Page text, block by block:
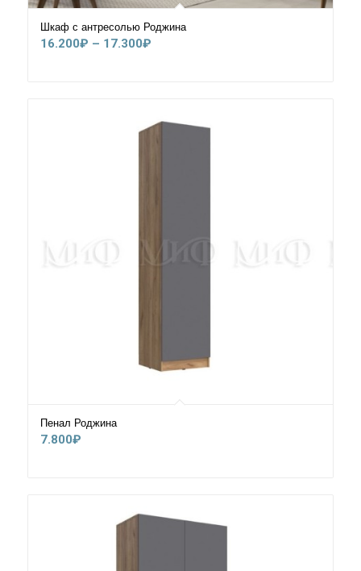
Шкаф с антресолью Роджина
16.200₽ – 17.300₽Диапазон
17.300₽
Пенал Роджина
7.800₽